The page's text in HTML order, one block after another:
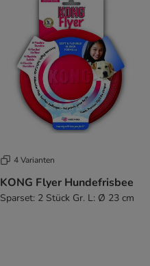
4 Varianten
KONG Flyer Hundefrisbee
Sparset: 2 Stück Gr. L: Ø 23 cm